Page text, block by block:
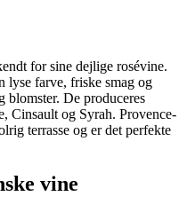
for sine dejlige rosévine.
lyse farve, friske smag og
blomster. De produceres
Cinsault og Syrah. Provence-
terrasse og er det perfekte
vine